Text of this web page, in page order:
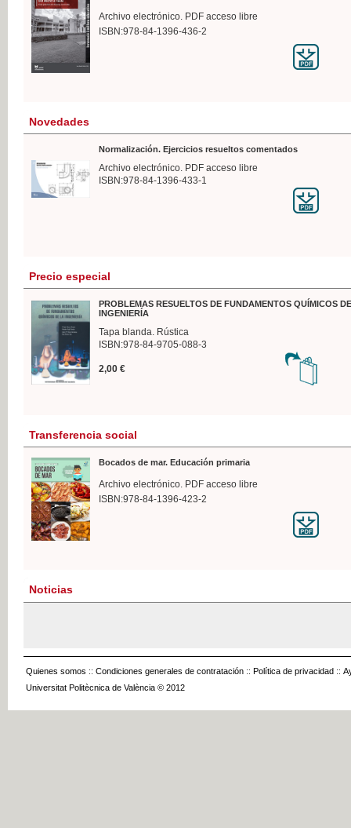
Archivo electrónico. PDF acceso libre
ISBN:978-84-1396-436-2
Novedades
Normalización. Ejercicios resueltos comentados
Archivo electrónico. PDF acceso libre
ISBN:978-84-1396-433-1
Precio especial
PROBLEMAS RESUELTOS DE FUNDAMENTOS QUÍMICOS
INGENIERÍA
Tapa blanda. Rústica
ISBN:978-84-9705-088-3
2,00 €
Transferencia social
Bocados de mar. Educación primaria
Archivo electrónico. PDF acceso libre
ISBN:978-84-1396-423-2
Noticias
Quienes somos :: Condiciones generales de contratación :: Política de privacidad ::
Universitat Politècnica de València © 2012